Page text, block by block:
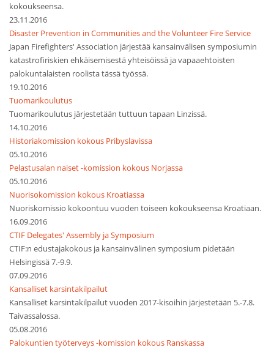
kokoukseensa.
23.11.2016
Disaster Prevention in Communities and the Volunteer Fire Service
Japan Firefighters' Association järjestää kansainvälisen symposiumin
katastrofiriskien ehkäisemisestä yhteisöissä ja vapaaehtoisten
palokuntalaisten roolista tässä työssä.
19.10.2016
Tuomarikoulutus
Tuomarikoulutus järjestetään tuttuun tapaan Linzissä.
14.10.2016
Historiakomission kokous Pribyslavissa
05.10.2016
Pelastusalan naiset -komission kokous Norjassa
05.10.2016
Nuorisokomission kokous Kroatiassa
Nuoriskomissio kokoontuu vuoden toiseen kokoukseensa Kroatiaan.
16.09.2016
CTIF Delegates' Assembly ja Symposium
CTIF:n edustajakokous ja kansainvälinen symposium pidetään
Helsingissä 7.-9.9.
07.09.2016
Kansalliset karsintakilpailut
Kansalliset karsintakilpailut vuoden 2017-kisoihin järjestetään 5.-7.8.
Taivassalossa.
05.08.2016
Palokuntien työterveys -komission kokous Ranskassa